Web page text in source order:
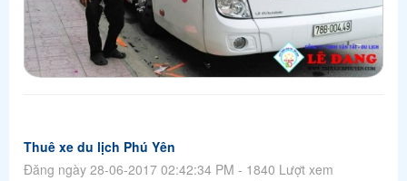
Thuê xe du lịch Phú Yên
Đăng ngày 28-06-2017 02:42:34 PM - 1840 Lượt xem